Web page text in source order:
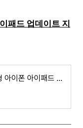
패드 업데이트 지
iOS 12.5.7 오래된 구형 아이폰 아이패드 업데이트 지원 모델과 내용은 무엇인가